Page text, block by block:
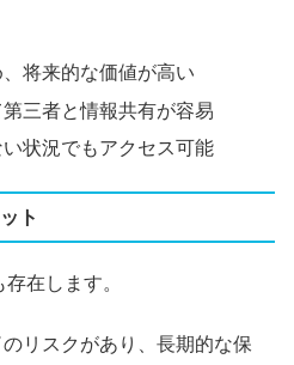
将来的な価値が高い
三者と情報共有が容易
状況でもアクセス可能
ト
在します。
リスクがあり、長期的な保